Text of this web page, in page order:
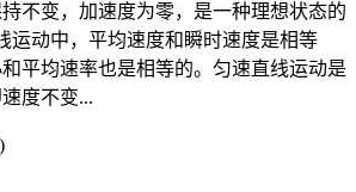
不变，加速度为零，是一种理想状态的
运动中，平均速度和瞬时速度是相等
平均速率也是相等的。匀速直线运动是
度不变...